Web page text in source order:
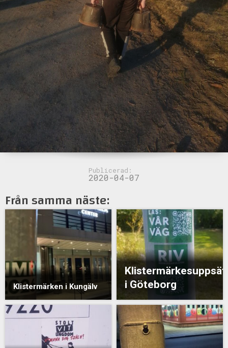
Publicerad:
2020-04-07
Från samma näste:
Klistermärken i Kungälv
i Göteborg